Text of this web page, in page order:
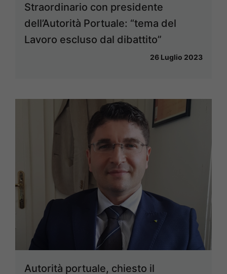
Straordinario con presidente
dell’Autorità Portuale: “tema del
Lavoro escluso dal dibattito”
26 Luglio 2023
Autorità portuale, chiesto il